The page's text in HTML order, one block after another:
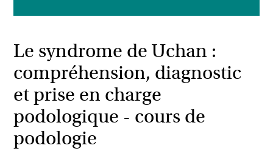
Le syndrome de Uchan :
compréhension, diagnostic
et prise en charge
podologique - cours de
podologie